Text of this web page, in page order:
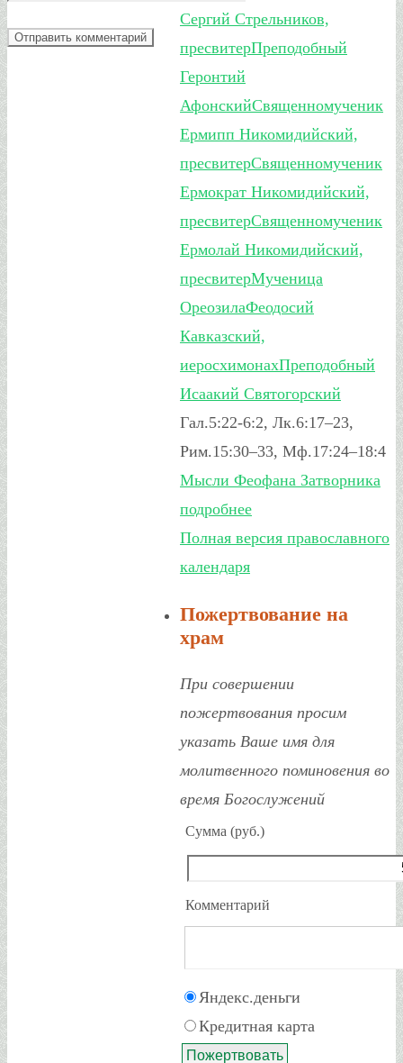
Сергий Стрельников,
пресвитерПреподобный
Геронтий
АфонскийСвященномученик
Ермипп Никомидийский,
пресвитерСвященномученик
Ермократ Никомидийский,
пресвитерСвященномученик
Ермолай Никомидийский,
пресвитерМученица
ОреозилаФеодосий
Кавказский,
иеросхимонахПреподобный
Исаакий Святогорский
Гал.5:22-6:2, Лк.6:17–23,
Рим.15:30–33, Мф.17:24–18:4
Мысли Феофана Затворника
подробнее
Полная версия православного
календаря
Пожертвование на
храм
При совершении
пожертвования просим
указать Ваше имя для
молитвенного поминовения во
время Богослужений
Сумма (руб.)
Комментарий
Яндекс.деньги
Кредитная карта